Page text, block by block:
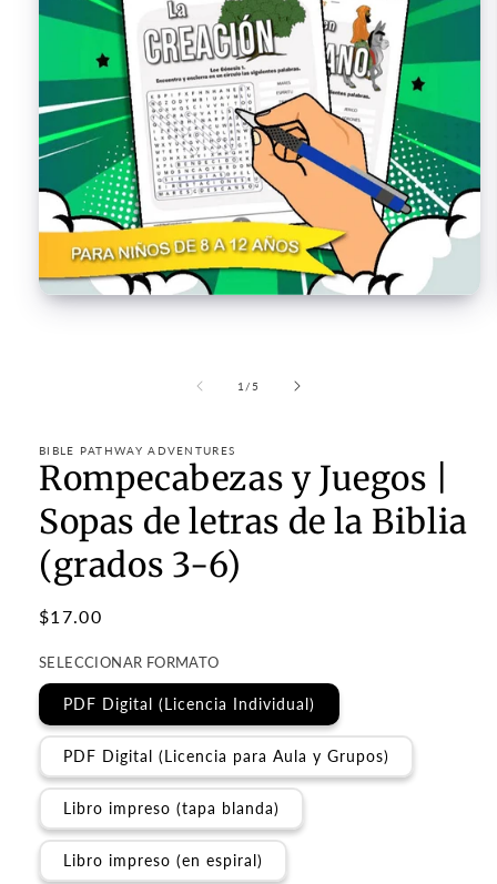
Open
1 /of5
BIBLE PATHWAY ADVENTURES
Rompecabezas y Juegos |
Sopas de letras de la Biblia
(grados 3-6)
Regular
$17.00
SELECCIONAR FORMATO
PDF Digital (Licencia Individual)
PDF Digital (Licencia para Aula y Grupos)
Libro impreso (tapa blanda)
Libro impreso (en espiral)